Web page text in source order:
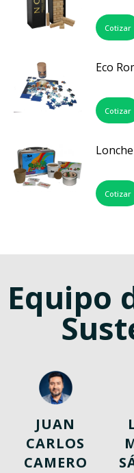
Cotizar
Eco
Cotizar
Cotizar
Equipo
JUAN
CARLOS
CAMERO